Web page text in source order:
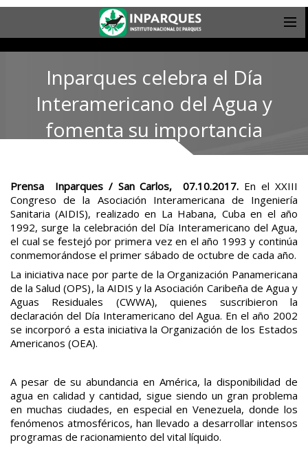
Inparques celebra el Día
Interamericano del Agua y
fomenta su importancia
Prensa Inparques / San Carlos, 07.10.2017. En el XXIII
Congreso de la Asociación Interamericana de Ingeniería
Sanitaria (AIDIS), realizado en La Habana, Cuba en el año
1992, surge la celebración del Día Interamericano del Agua,
el cual se festejó por primera vez en el año 1993 y continúa
conmemorándose el primer sábado de octubre de cada año.
La iniciativa nace por parte de la Organización Panamericana
de la Salud (OPS), la AIDIS y la Asociación Caribeña de Agua y
Aguas Residuales (CWWA), quienes suscribieron la
declaración del Día Interamericano del Agua. En el año 2002
se incorporó a esta iniciativa la Organización de los Estados
Americanos (OEA).
A pesar de su abundancia en América, la disponibilidad de
agua en calidad y cantidad, sigue siendo un gran problema
en muchas ciudades, en especial en Venezuela, donde los
fenómenos atmosféricos, han llevado a desarrollar intensos
programas de racionamiento del vital líquido.